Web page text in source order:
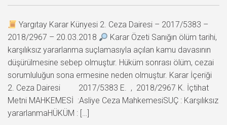
Yargıtay Karar Künyesi 2. Ceza Dairesi – 2017/5383 –
2018/2967 – 20.03.2018
Karar Özeti Sanığın ölüm tarihi,
karşılıksız yararlanma suçlamasıyla açılan kamu davasının
düşürülmesine sebep olmuştur. Hüküm sonrası ölüm, cezai
sorumluluğun sona ermesine neden olmuştur. Karar İçeriği
2. Ceza Dairesi 2017/5383 E. , 2018/2967 K. İçtihat
Metni MAHKEMESİ :Asliye Ceza MahkemesiSUÇ : Karşılıksız
yararlanmaHÜKÜM : […]